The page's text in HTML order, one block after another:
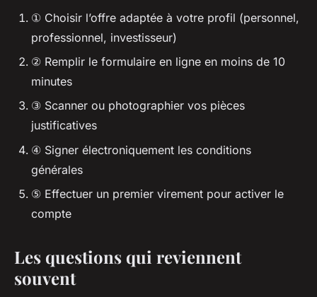
① Choisir l’offre adaptée à votre profil (personnel,
professionnel, investisseur)
② Remplir le formulaire en ligne en moins de 10
minutes
③ Scanner ou photographier vos pièces
justificatives
④ Signer électroniquement les conditions
générales
⑤ Effectuer un premier virement pour activer le
compte
Les questions qui reviennent
souvent